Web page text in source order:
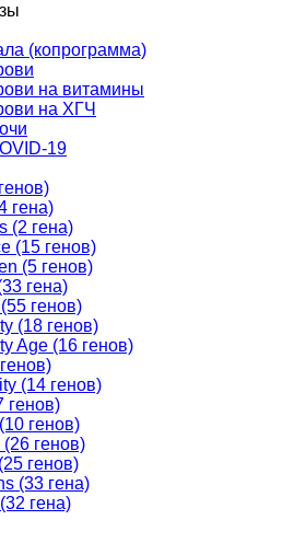
(копрограмма)
на витамины
на ХГЧ
19
гена)
(2 гена)
(15 генов)
(5 генов)
гена)
генов)
(18 генов)
Age (16 генов)
(14 генов)
генов)
генов)
генов)
генов)
(33 гена)
гена)